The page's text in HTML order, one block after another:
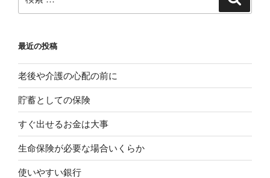
索:
最近の投稿
老後や介護の心配の前に
貯蓄としての保険
すぐ出せるお金は大事
生命保険が必要な場合いくらか
使いやすい銀行